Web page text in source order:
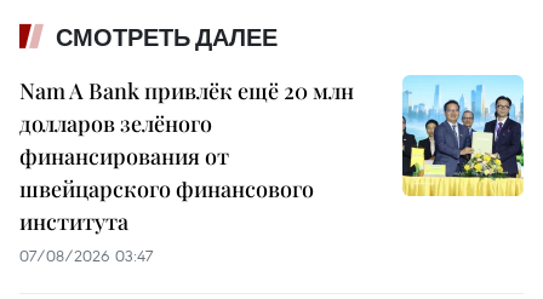
СМОТРЕТЬ ДАЛЕЕ
Nam A Bank привлёк ещё 20 млн
долларов зелёного
финансирования от
швейцарского финансового
института
07/08/2026 03:47